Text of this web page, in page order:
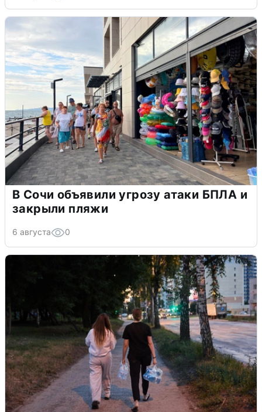
В Сочи объявили угрозу атаки БПЛА и
закрыли пляжи
6 августа 0